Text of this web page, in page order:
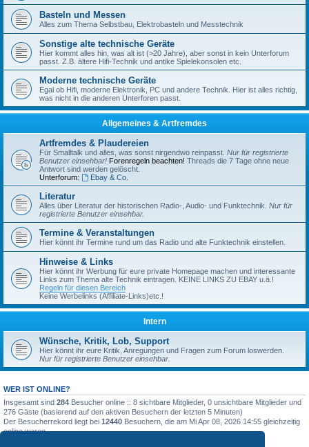
Basteln und Messen
Alles zum Thema Selbstbau, Elektrobasteln und Messtechnik
Sonstige alte technische Geräte
Hier kommt alles hin, was alt ist (>20 Jahre), aber sonst in kein Unterforum
passt. Z.B. ältere Hifi-Technik und antike Spielekonsolen etc.
Moderne technische Geräte
Egal ob Hifi, moderne Elektronik, PC und andere Technik. Hier ist alles richtig,
was nicht in die anderen Unterforen passt.
Allgemeines & Artfremdes
Artfremdes & Plaudereien
Für Smalltalk und alles, was sonst nirgendwo reinpasst. Nur für registrierte
Benutzer einsehbar! Forenregeln beachten! Threads die 7 Tage ohne neue
Antwort sind werden gelöscht.
Unterforum:
Ebay & Co.
Literatur
Alles über Literatur der historischen Radio-, Audio- und Funktechnik. Nur für
registrierte Benutzer einsehbar.
Termine & Veranstaltungen
Hier könnt ihr Termine rund um das Radio und alte Funktechnik einstellen.
Hinweise & Links
Hier könnt ihr Werbung für eure private Homepage machen und interessante
Links zum Thema alte Technik eintragen. KEINE LINKS ZU EBAY u.ä.!
Regeln für diesen Bereich
Keine Werbelinks (Affiliate-Links)etc.!
Intern
Wünsche, Kritik, Lob, Support
Hier könnt ihr eure Kritik, Anregungen und Fragen zum Forum loswerden.
Nur für registrierte Benutzer einsehbar.
WER IST ONLINE?
Insgesamt sind 284 Besucher online :: 8 sichtbare Mitglieder, 0 unsichtbare Mitglieder und
276 Gäste (basierend auf den aktiven Besuchern der letzten 5 Minuten)
Der Besucherrekord liegt bei 12440 Besuchern, die am Mi Apr 08, 2026 14:55 gleichzeitig
online waren.